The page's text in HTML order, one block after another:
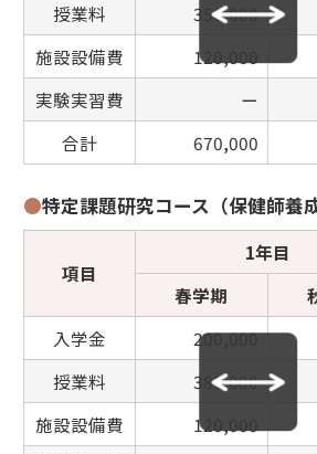
授業料
350,000
施設設備費
120,000
実験実習費
ー
合計
670,000
●特定課題研究コース（保健師養
項目
1年目
春学期
入学金
200,000
授業料
385,000
施設設備費
120,000